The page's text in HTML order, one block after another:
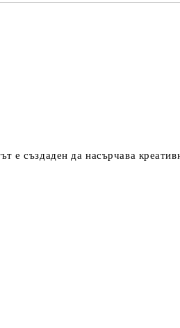
е създаден да насърчава